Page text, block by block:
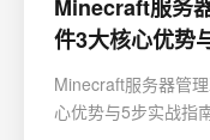
Minecraft服务
件3大核心优势
Minecraft服务器管
心优势与5步实战指